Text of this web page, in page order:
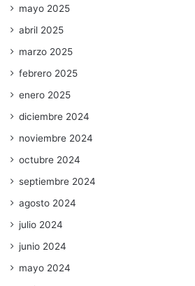
mayo 2025
abril 2025
marzo 2025
febrero 2025
enero 2025
diciembre 2024
noviembre 2024
octubre 2024
septiembre 2024
agosto 2024
julio 2024
junio 2024
mayo 2024